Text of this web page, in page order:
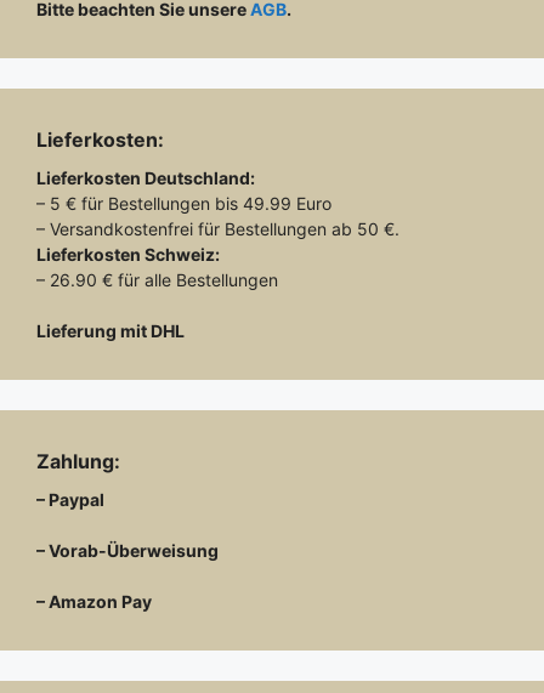
Bitte beachten Sie unsereAGB.
Lieferkosten:
Lieferkosten Deutschland:
– 5 € für Bestellungen bis 49.99 Euro
– Versandkostenfrei für Bestellungen ab 50 €.
Lieferkosten Schweiz:
– 26.90 € für alle Bestellungen
Lieferung mit DHL
Zahlung:
– Paypal
– Vorab-Überweisung
– Amazon Pay